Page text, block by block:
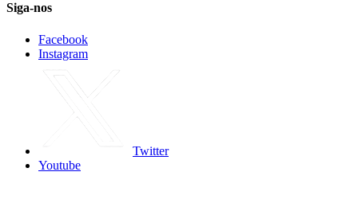
Siga-nos
Facebook
Instagram
Twitter
Youtube